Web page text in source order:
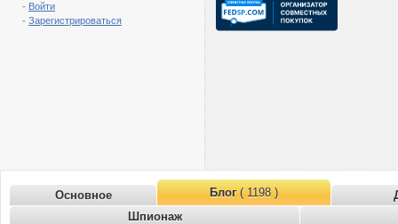
- Войти
- Зарегистрироваться
Основное Блог( 1198 )
Шпионаж